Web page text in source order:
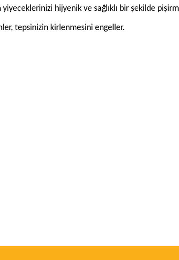
hijyenik ve sağlıklı bir şekilde
tepsinizin kirlenmesini engeller.